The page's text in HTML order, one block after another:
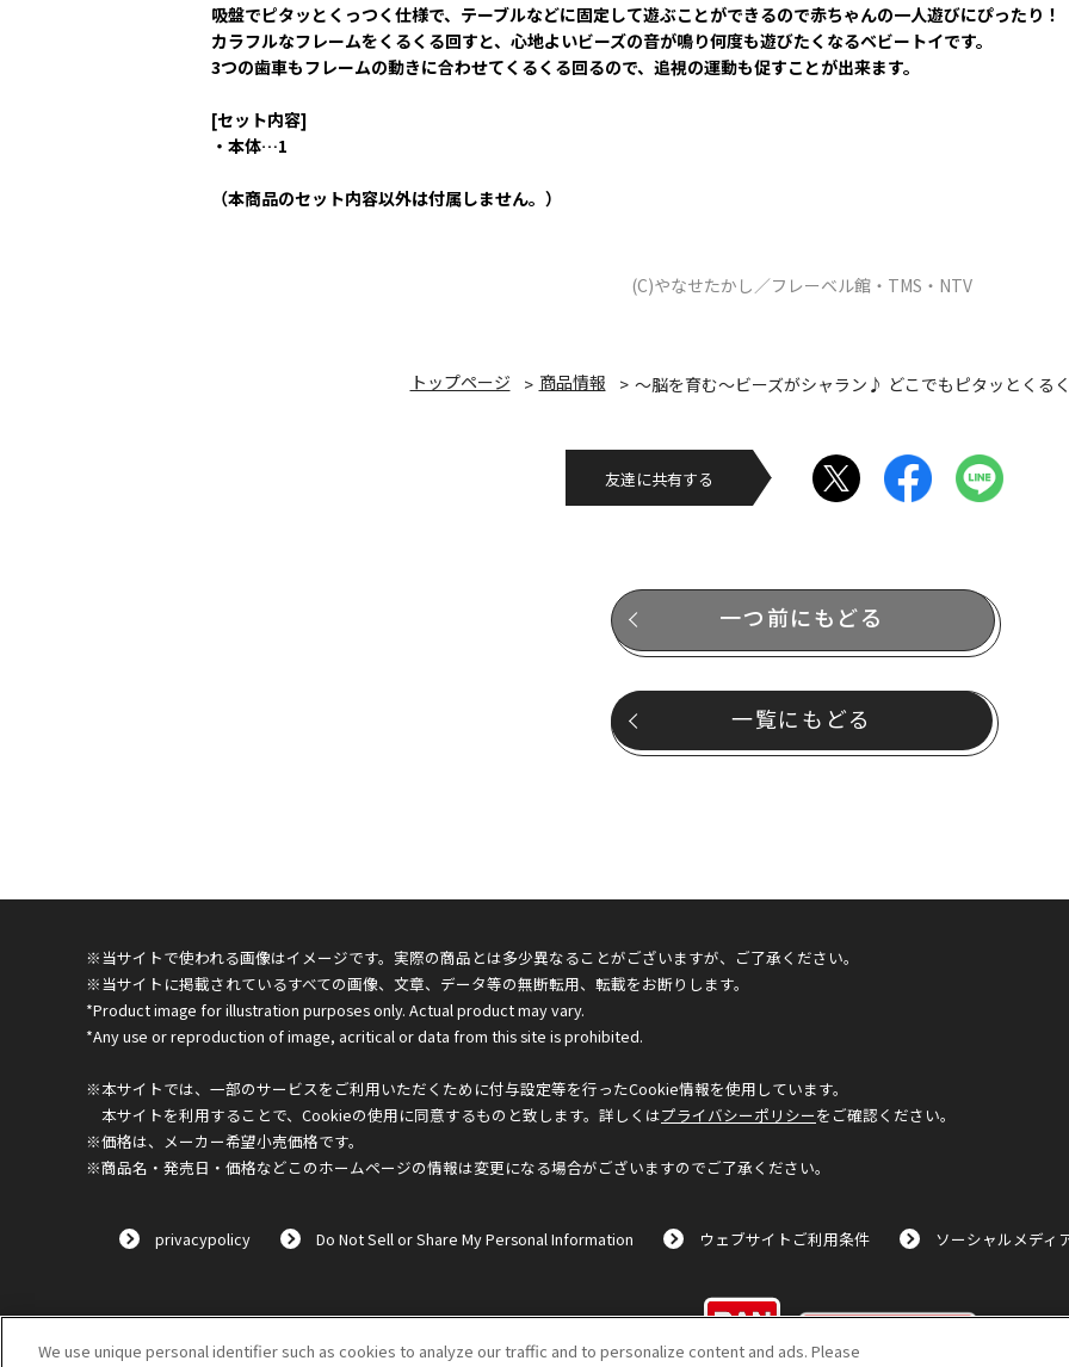
吸盤でピタッとくっつく仕様で、テーブルなどに固定して遊ぶことができるので赤ちゃんの一人遊びにぴったり！
カラフルなフレームをくるくる回すと、心地よいビーズの音が鳴り何度も遊びたくなるベビートイです。
3つの歯車もフレームの動きに合わせてくるくる回るので、追視の運動も促すことが出来ます。
[セット内容]
・本体…1
（本商品のセット内容以外は付属しません。）
(C)やなせたかし／フレーベル館・TMS・NTV
トップページ 商品情報 ～脳を育む～ビーズがシャラン♪ どこでもピタッとくる
友達に共有する
一つ前にもどる
一覧にもどる
※当サイトで使われる画像はイメージです。実際の商品とは多少異なることがございますが、ご了承ください。
※当サイトに掲載されているすべての画像、文章、データ等の無断転用、転載をお断りします。
*Product image for illustration purposes only. Actual product may vary.
*Any use or reproduction of image, acritical or data from this site is prohibited.
※本サイトでは、一部のサービスをご利用いただくために付与設定等を行ったCookie情報を使用しています。
本サイトを利用することで、Cookieの使用に同意するものと致します。詳しくはプライバシーポリシーをご確認ください。
※価格は、メーカー希望小売価格です。
※商品名・発売日・価格などこのホームページの情報は変更になる場合がございますのでご了承ください。
privacypolicy Do Not Sell or Share My Personal Information ウェブサイトご利用条件 ソーシャルメディ
We use unique personal identifier such as cookies to analyze our traffic and to personalize content and ads. Please